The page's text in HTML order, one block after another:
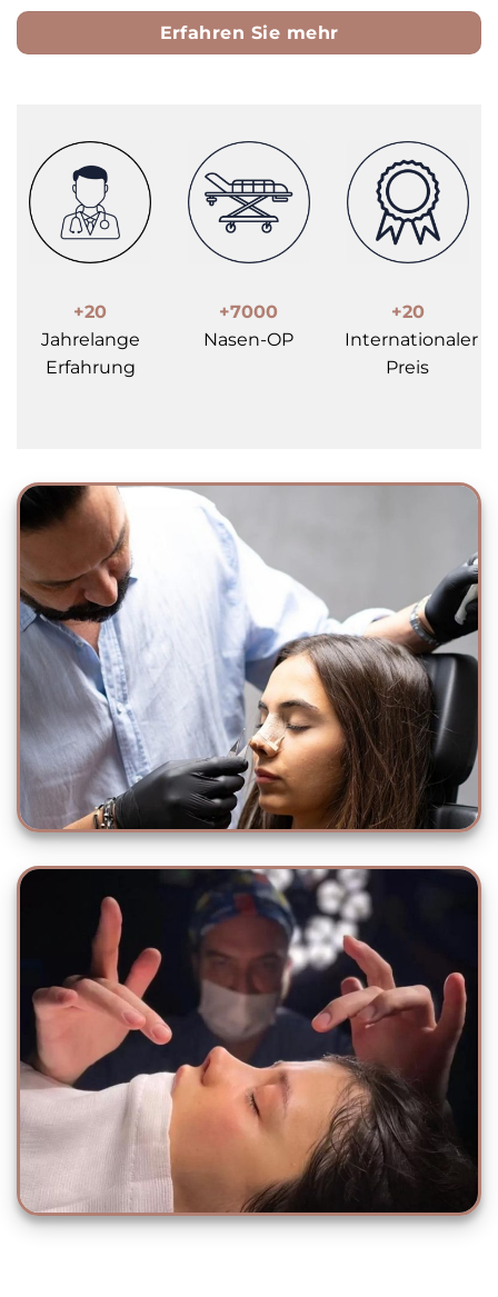
Erfahren Sie mehr
+20
Jahrelange
Erfahrung
+7000
Nasen-OP
+20
Internationaler
Preis